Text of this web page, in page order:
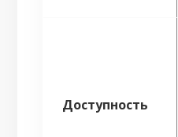
Доступность